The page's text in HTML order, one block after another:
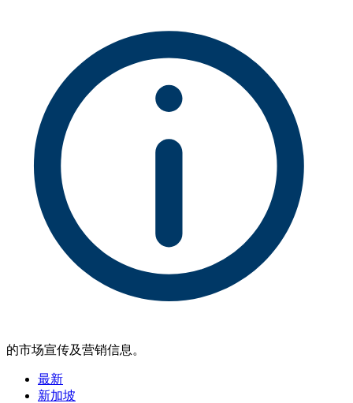
的市场宣传及营销信息。
最新
新加坡